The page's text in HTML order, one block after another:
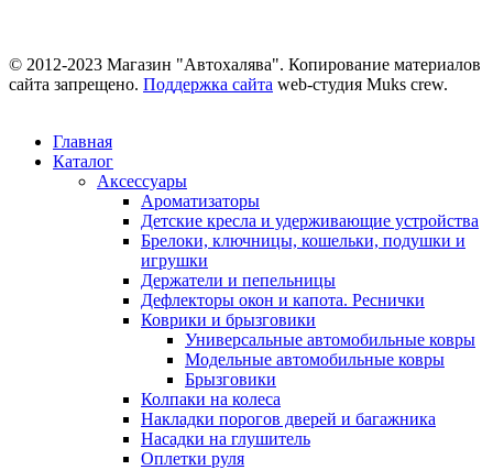
© 2012-2023 Магазин "Автохалява". Копирование материалов
сайта запрещено. Поддержка сайта web-студия Muks crew.
Главная
Каталог
Аксессуары
Ароматизаторы
Детские кресла и удерживающие устройства
Брелоки, ключницы, кошельки, подушки и
игрушки
Держатели и пепельницы
Дефлекторы окон и капота. Реснички
Коврики и брызговики
Универсальные автомобильные ковры
Модельные автомобильные ковры
Брызговики
Колпаки на колеса
Накладки порогов дверей и багажника
Насадки на глушитель
Оплетки руля